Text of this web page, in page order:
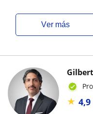
ver más
★ 4,9